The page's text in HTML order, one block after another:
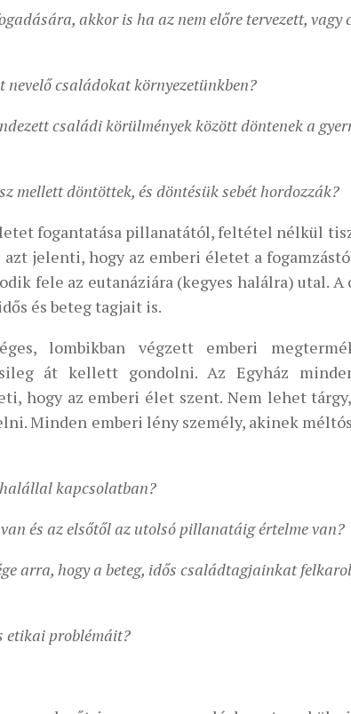
akkor is ha az nem előre tervezett, vagy
nevelő családokat környezetünkben?
családi körülmények között döntenek a
mellett döntöttek, és döntésük sebét hordozzák?
fogantatása pillanatától, feltétel nélkül
jelenti, hogy az emberi életet a
fele az eutanáziára (kegyes halálra) utal. A
és beteg tagjait is.
lombikban végzett emberi
át kellett gondolni. Az Egyház
hogy az emberi élet szent. Nem lehet
Minden emberi lény személy, akinek
halállal kapcsolatban?
és az elsőtől az utolsó pillanatáig értelme van?
arra, hogy a beteg, idős családtagjainkat
etikai problémáit?